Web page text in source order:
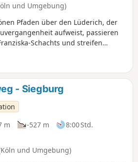
und Umgebung)
Pfaden über den Lüderich, der
aufweist, passieren
Schachts und streifen
das Tal des
erreichen hinter Oberschönrath
die Kölner Bucht und das
Gammersbacher Mühle und das
Muchensiefen gelangen wir nach
- Siegburg
m -527 m
8:00 Std.
und Umgebung)